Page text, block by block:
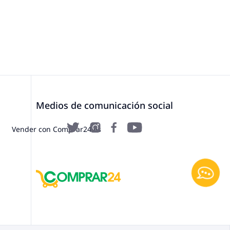
Vender con Comprar24.es
Medios de comunicación social